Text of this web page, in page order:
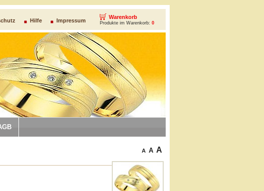
Hilfe Impressum
Warenkorb
Produkte im Warenkorb: 0
A A A